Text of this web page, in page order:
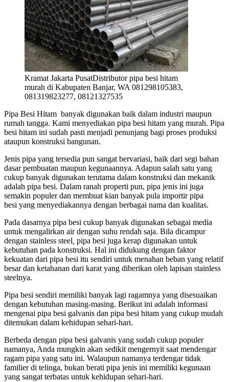
Kramat Jakarta PusatDistributor pipa besi hitam
murah di Kabupaten Banjar, WA 081298105383,
081319823277, 08121327535
Pipa Besi Hitam banyak digunakan baik dalam industri maupun
rumah tangga. Kami menyediakan pipa besi hitam yang murah. Pipa
besi hitam ini sudah pasti menjadi penunjang bagi proses produksi
ataupun konstruksi bangunan.
Jenis pipa yang tersedia pun sangat bervariasi, baik dari segi bahan
dasar pembuatan maupun kegunaannya. Adapun salah satu yang
cukup banyak digunakan terutama dalam konstruksi dan mekanik
adalah pipa besi. Dalam ranah properti pun, pipa jenis ini juga
semakin populer dan membuat kian banyak pula importir pipa
besi yang menyediakannya dengan berbagai nama dan kualitas.
Pada dasarnya pipa besi cukup banyak digunakan sebagai media
untuk mengalirkan air dengan suhu rendah saja. Bila dicampur
dengan stainless steel pipa besi juga kerap digunakan untuk
kebutuhan pada konstruksi. Hal ini didukung dengan faktor
kekuatan dari pipa besi itu sendiri untuk menahan beban yang relatif
besar dan ketahanan dari karat yang diberikan oleh lapisan stainless
steelnya.
Pipa besi sendiri memiliki banyak lagi ragamnya yang disesuaikan
dengan kebutuhan masing-masing. Berikut ini adalah informasi
mengenai pipa besi galvanis dan pipa besi hitam yang cukup mudah
ditemukan dalam kehidupan sehari-hari.
Berbeda dengan pipa besi galvanis yang sudah cukup populer
namanya, Anda mungkin akan sedikit mengernyit saat mendengar
ragam pipa yang satu ini. Walaupun namanya terdengar tidak
familier di telinga, bukan berati pipa jenis ini memiliki kegunaan
yang sangat terbatas untuk kehidupan sehari-hari.